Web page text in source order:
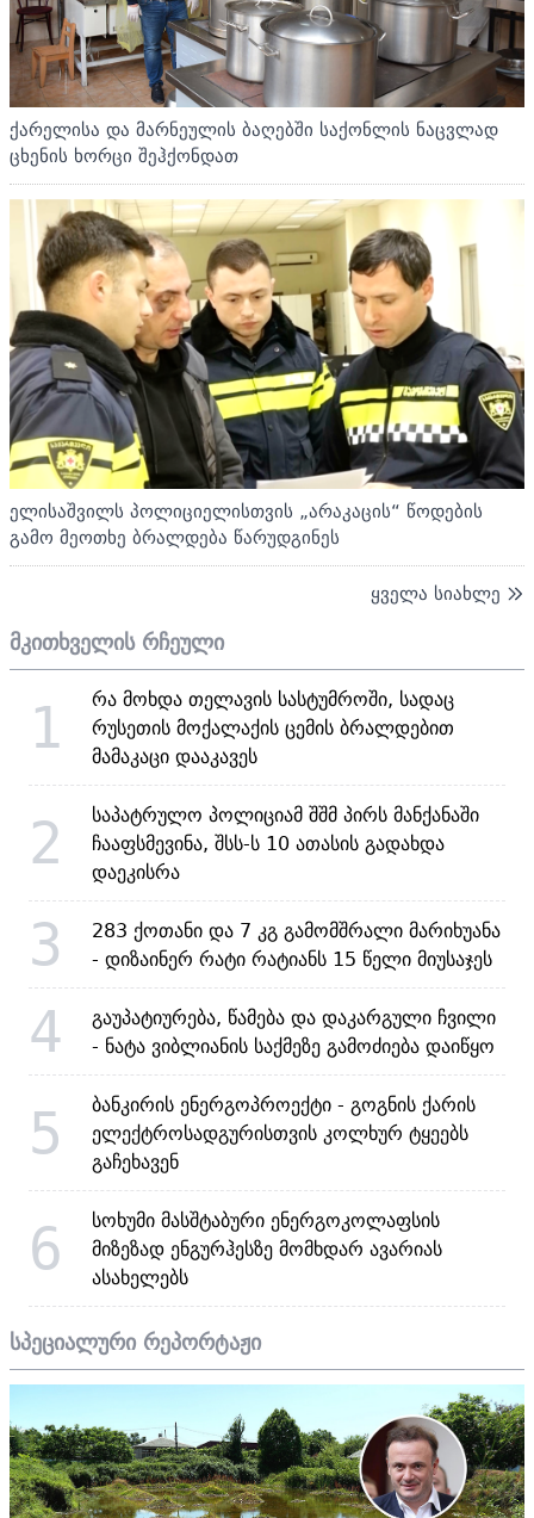
ქარელისა და მარნეულის ბაღებში საქონლის ნაცვლად
ცხენის ხორცი შეჰქონდათ
ელისაშვილს პოლიციელისთვის „არაკაცის“ წოდების
გამო მეოთხე ბრალდება წარუდგინეს
ყველა სიახლე
მკითხველის რჩეული
1
რა მოხდა თელავის სასტუმროში, სადაც
რუსეთის მოქალაქის ცემის ბრალდებით
მამაკაცი დააკავეს
2
საპატრულო პოლიციამ შშმ პირს მანქანაში
ჩააფსმევინა, შსს-ს 10 ათასის გადახდა
დაეკისრა
3
283 ქოთანი და 7 კგ გამომშრალი მარიხუანა
- დიზაინერ რატი რატიანს 15 წელი მიუსაჯეს
4
გაუპატიურება, წამება და დაკარგული ჩვილი
- ნატა ვიბლიანის საქმეზე გამოძიება დაიწყო
5
ბანკირის ენერგოპროექტი - გოგნის ქარის
ელექტროსადგურისთვის კოლხურ ტყეებს
გაჩეხავენ
6
სოხუმი მასშტაბური ენერგოკოლაფსის
მიზეზად ენგურჰესზე მომხდარ ავარიას
ასახელებს
სპეციალური რეპორტაჟი